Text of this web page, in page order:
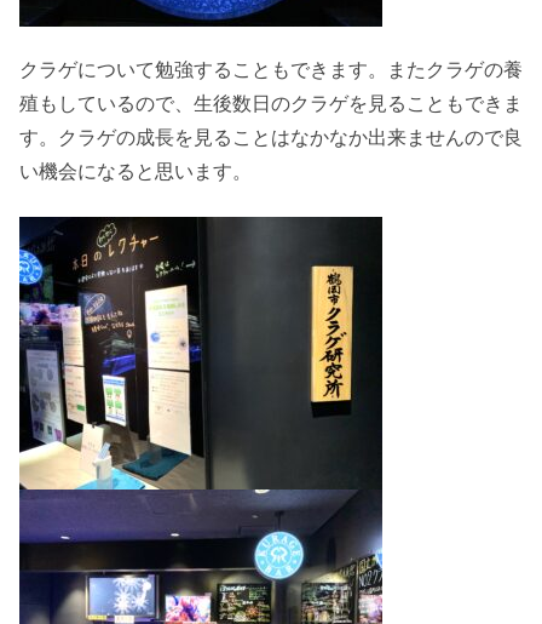
クラゲについて勉強することもできます。またクラゲの養
殖もしているので、生後数日のクラゲを見ることもできま
す。クラゲの成長を見ることはなかなか出来ませんので良
い機会になると思います。